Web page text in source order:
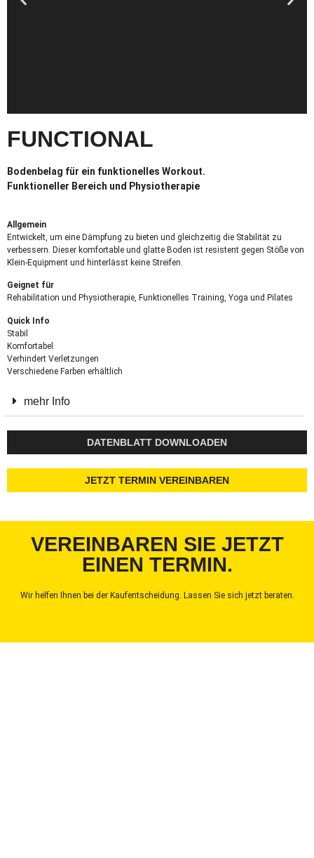
FUNCTIONAL
Bodenbelag für ein funktionelles Workout.
Funktioneller Bereich und Physiotherapie
Allgemein
Entwickelt, um eine Dämpfung zu bieten und gleichzeitig die Stabilität zu
verbessern. Dieser komfortable und glatte Boden ist resistent gegen Stöße von
Klein-Equipment und hinterlässt keine Streifen.
Geignet für
Rehabilitation und Physiotherapie, Funktionelles Training, Yoga und Pilates
Quick Info
Stabil
Komfortabel
Verhindert Verletzungen
Verschiedene Farben erhältlich
mehr Info
DATENBLATT DOWNLOADEN
JETZT TERMIN VEREINBAREN
VEREINBAREN SIE JETZT
EINEN TERMIN.
Wir helfen Ihnen bei der Kaufentscheidung. Lassen Sie sich jetzt beraten.